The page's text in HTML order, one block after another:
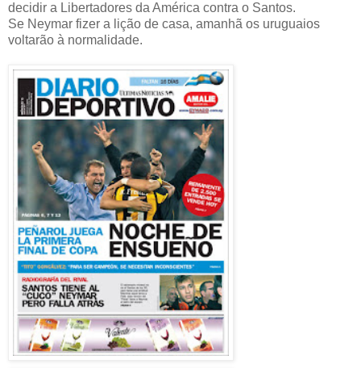
decidir a Libertadores da América contra o Santos.
Se Neymar fizer a lição de casa, amanhã os uruguaios
voltarão à normalidade.